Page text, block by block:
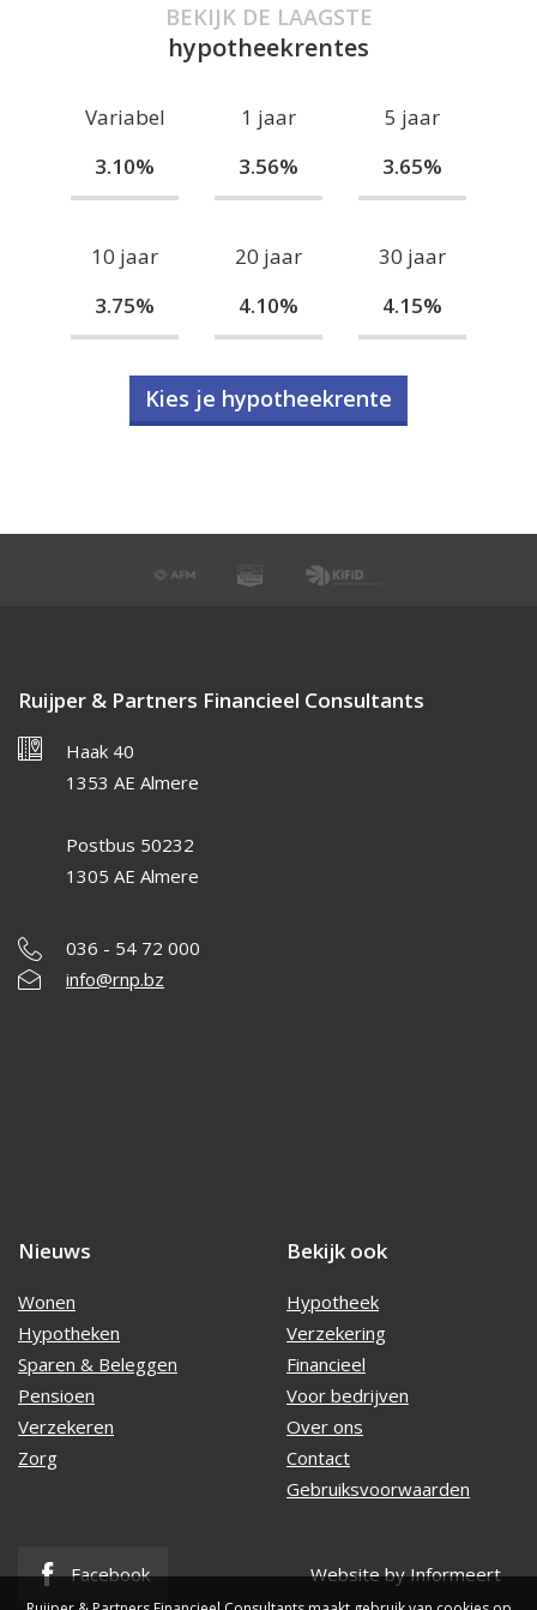
BEKIJK DE LAAGSTE
hypotheekrentes
Variabel
3.10%
1 jaar
3.56%
5 jaar
3.65%
10 jaar
3.75%
20 jaar
4.10%
30 jaar
4.15%
Kies je hypotheekrente
Ruijper & Partners Financieel Consultants
Haak 40
1353 AE Almere
Postbus 50232
1305 AE Almere
036 - 54 72 000
info@rnp.bz
Nieuws
Wonen
Hypotheken
Sparen & Beleggen
Pensioen
Verzekeren
Zorg
Bekijk ook
Hypotheek
Verzekering
Financieel
Voor bedrijven
Over ons
Contact
Gebruiksvoorwaarden
Facebook Website by Informeert